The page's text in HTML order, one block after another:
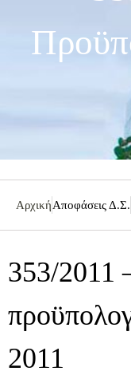
ΑρχικήΑποφάσεις Δ.Σ.
353/2011
2011